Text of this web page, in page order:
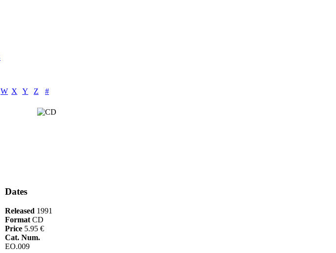
W X Y Z #
Dates
Released 1991
Format CD
Price 5.95 €
Cat. Num.
EO.009